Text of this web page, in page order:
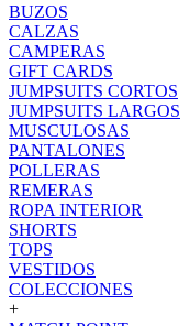
BUZOS
CALZAS
CAMPERAS
GIFT CARDS
JUMPSUITS CORTOS
JUMPSUITS LARGOS
MUSCULOSAS
PANTALONES
POLLERAS
REMERAS
ROPA INTERIOR
SHORTS
TOPS
VESTIDOS
COLECCIONES
+